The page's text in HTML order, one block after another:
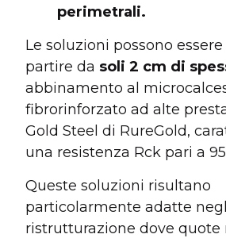
perimetrali.
Le soluzioni possono
partire da soli 2 cm di
abbinamento al
fibrorinforzato ad alte
Gold Steel di RureGold,
una resistenza Rck pari a
Queste soluzioni risultano
particolarmente adatte
ristrutturazione dove quote